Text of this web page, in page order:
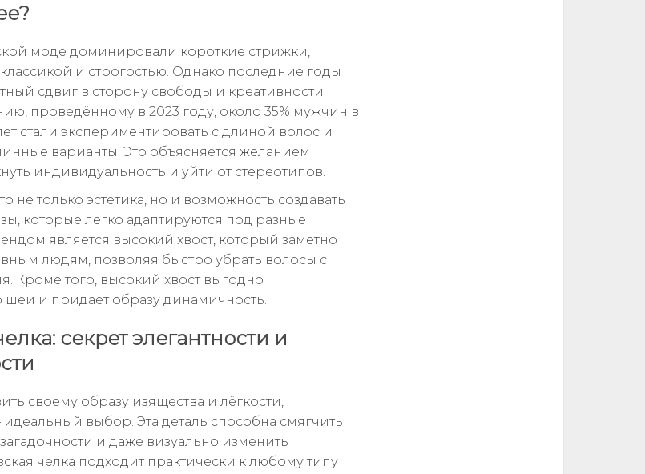
моде доминировали короткие стрижки,
и строгостью. Однако последние годы
сдвиг в сторону свободы и креативности.
проведённому в 2023 году, около 35% мужчин в
стали экспериментировать с длиной волос и
варианты. Это объясняется желанием
индивидуальность и уйти от стереотипов.
не только эстетика, но и возможность создавать
которые легко адаптируются под разные
является высокий хвост, который заметно
людям, позволяя быстро убрать волосы с
Кроме того, высокий хвост выгодно
и придаёт образу динамичность.
секрет элегантности и
своему образу изящества и лёгкости,
выбор. Эта деталь способна смягчить
и даже визуально изменить
челка подходит практически к любому типу